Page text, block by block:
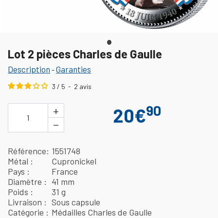
Lot 2 pièces Charles de Gaulle
Description -Garanties
3 / 5 - 2 avis
1
+
−
20€90
Référence 1551748
Métal
Cupronickel
Pays
France
Diamètre
41 mm
Poids
31 g
Livraison
Sous capsule
Catégorie
Médailles Charles de Gaulle